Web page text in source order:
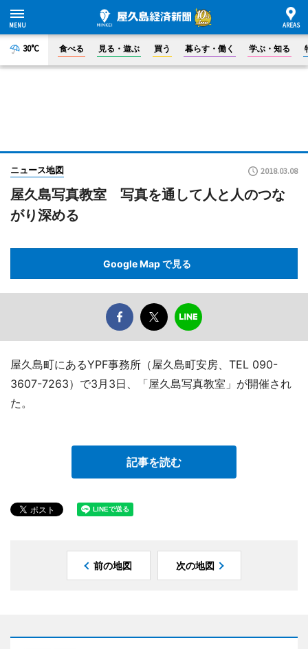
30°C 食べる 見る・遊ぶ 買う 暮らす・働く 学ぶ・知る
ニュース地図 2018.03.08
屋久島写真教室 写真を通して人と人のつな
がり深める
Google Map で見る
屋久島町にあるYPF事務所（屋久島町安房、TEL 090-
3607-7263）で3月3日、「屋久島写真教室」が開催され
た。
記事を読む
前の地図 次の地図